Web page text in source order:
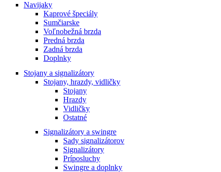
Navijaky
Kaprové špeciály
Sumčiarske
Voľnobežná brzda
Predná brzda
Zadná brzda
Doplnky
Stojany a signalizátory
Stojany, hrazdy, vidličky
Stojany
Hrazdy
Vidličky
Ostatné
Signalizátory a swingre
Sady signalizátorov
Signalizátory
Príposluchy
Swingre a doplnky